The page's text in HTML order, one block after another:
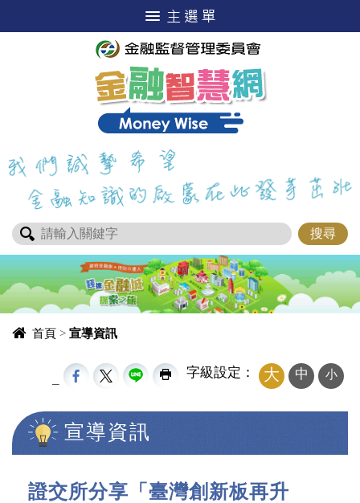
首頁 > 宣導資訊
字級設定： 大 中 小
宣導資訊
證交所分享「臺灣創新板再升